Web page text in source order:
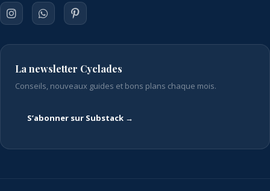
La newsletter Cyclades
Conseils, nouveaux guides et bons plans chaque mois.
S’abonner sur Substack →